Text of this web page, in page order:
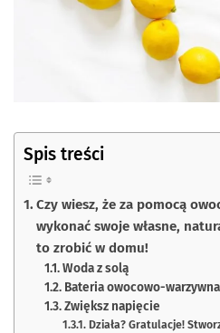
Spis treści
Czy wiesz, że za pomocą
wykonać swoje własne,
to zrobić w domu!
Woda z solą
Bateria owocowo-warzywna
Zwiększ napięcie
Działa? Gratulacje!